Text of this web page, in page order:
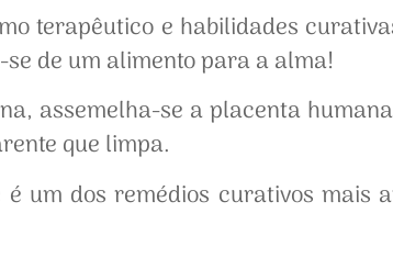
terapêutico e habilidades
de um alimento para a alma!
assemelha-se a placenta
que limpa.
um dos remédios curativos mais